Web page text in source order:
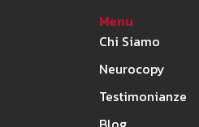
Menu
Chi Siamo
Neurocopy
Testimonianze